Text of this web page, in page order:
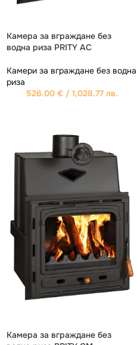
Камера за вграждане без
водна риза PRITY AC
Камери за вграждане без водна
риза
526.00 € / 1,028.77 лв.
Камера за вграждане без